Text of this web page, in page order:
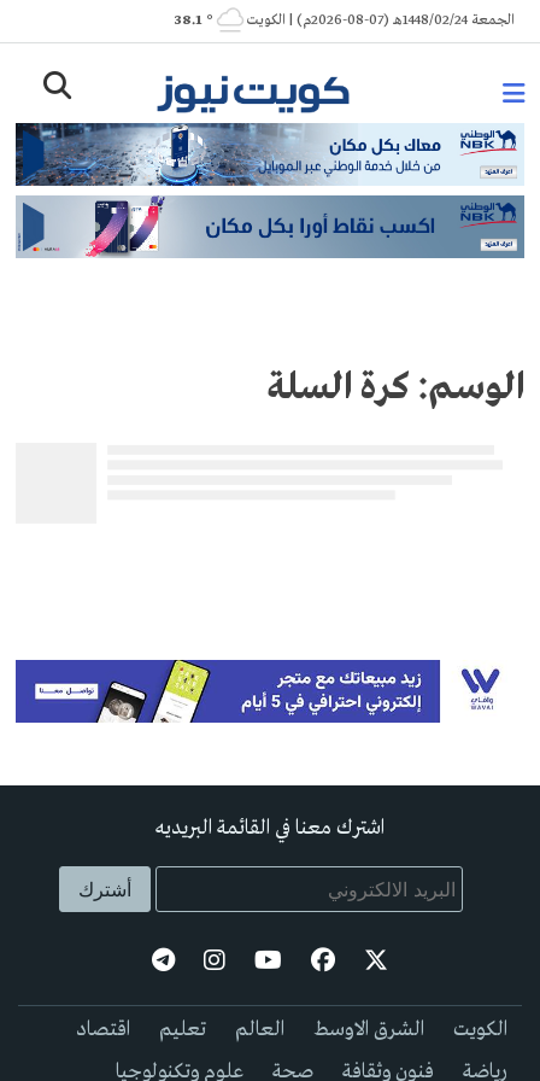
Skip
to
الجمعة 1448/02/24هـ (07-08-2026م) | الكويت ° 38.1
الوسم: كرة السلة
اشترك معنا في القائمة البريديه
الكويت الشرق الاوسط العالم تعليم
اقتصاد
رياضة
فنون وثقافة صحة علوم وتكنولوجيا